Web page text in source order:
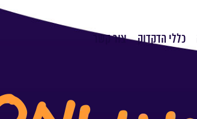
כללי הדקדוק צור קשר